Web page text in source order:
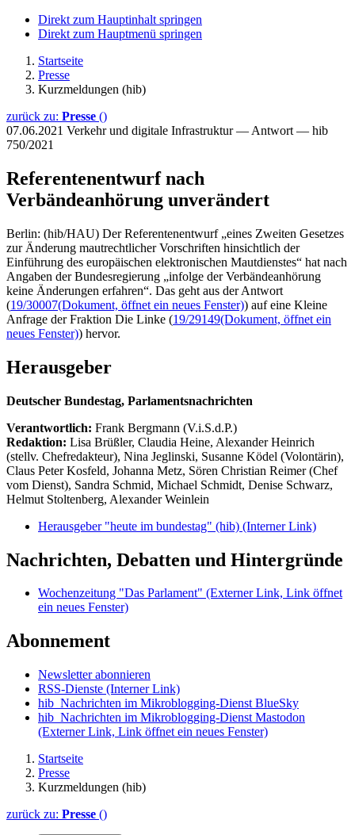
Direkt zum Hauptinhalt springen
Direkt zum Hauptmenü springen
Startseite
Presse
Kurzmeldungen (hib)
zurück zu: Presse ()
07.06.2021 Verkehr und digitale Infrastruktur — Antwort — hib
750/2021
Referentenentwurf nach
Verbändeanhörung unverändert
Berlin: (hib/HAU) Der Referentenentwurf „eines Zweiten Gesetzes
zur Änderung mautrechtlicher Vorschriften hinsichtlich der
Einführung des europäischen elektronischen Mautdienstes“ hat nach
Angaben der Bundesregierung „infolge der Verbändeanhörung
keine Änderungen erfahren“. Das geht aus der Antwort
(19/30007(Dokument, öffnet ein neues Fenster)) auf eine Kleine
Anfrage der Fraktion Die Linke (19/29149(Dokument, öffnet ein
neues Fenster)) hervor.
Herausgeber
Deutscher Bundestag, Parlamentsnachrichten
Verantwortlich: Frank Bergmann (V.i.S.d.P.)
Redaktion: Lisa Brüßler, Claudia Heine, Alexander Heinrich
(stellv. Chefredakteur), Nina Jeglinski, Susanne Ködel (Volontärin),
Claus Peter Kosfeld, Johanna Metz, Sören Christian Reimer (Chef
vom Dienst), Sandra Schmid, Michael Schmidt, Denise Schwarz,
Helmut Stoltenberg, Alexander Weinlein
Herausgeber "heute im bundestag" (hib) (Interner Link)
Nachrichten, Debatten und Hintergründe
Wochenzeitung "Das Parlament" (Externer Link, Link öffnet
ein neues Fenster)
Abonnement
Newsletter abonnieren
RSS-Dienste (Interner Link)
hib_Nachrichten im Mikroblogging-Dienst BlueSky
hib_Nachrichten im Mikroblogging-Dienst Mastodon
(Externer Link, Link öffnet ein neues Fenster)
Startseite
Presse
Kurzmeldungen (hib)
zurück zu: Presse ()